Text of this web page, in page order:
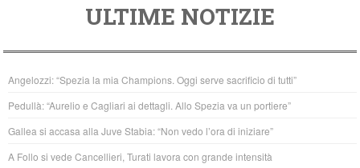
e
b
o
o
k
er
at
s
A
p
p
ULTIME NOTIZIE
Angelozzi: “Spezia la mia Champions. Oggi serve sacrificio di tutti”
Pedullà: “Aurelio e Cagliari ai dettagli. Allo Spezia va un portiere”
Gallea si accasa alla Juve Stabia: “Non vedo l’ora di iniziare”
A Follo si vede Cancellieri, Turati lavora con grande intensità